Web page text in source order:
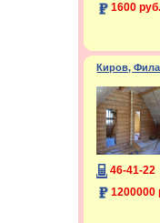
1600 руб.
Киров,
46-41-22
1200000